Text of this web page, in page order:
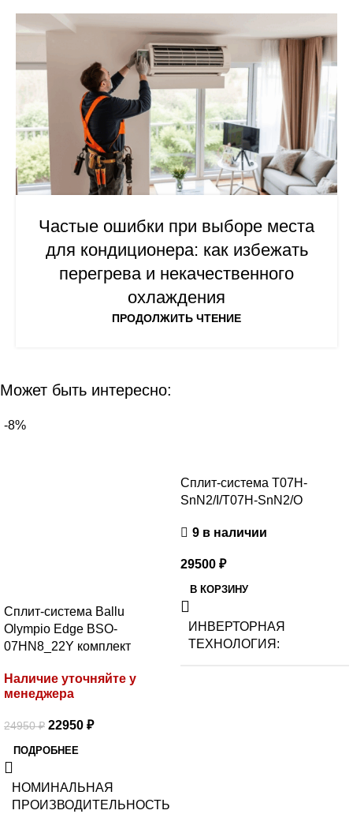
Частые ошибки при выборе места
для кондиционера: как избежать
перегрева и некачественного
охлаждения
ПРОДОЛЖИТЬ ЧТЕНИЕ
Может быть интересно:
-8%
Сплит-система Ballu
Olympio Edge BSO-
07HN8_22Y комплект
Наличие уточняйте у
менеджера
24950₽ 22950 ₽
ПОДРОБНЕЕ
НОМИНАЛЬНАЯ
ПРОИЗВОДИТЕЛЬНОСТЬ
Сплит-система T07H-
SnN2/I/T07H-SnN2/O
9 в наличии
29500 ₽
В КОРЗИНУ
ИНВЕРТОРНАЯ
ТЕХНОЛОГИЯ